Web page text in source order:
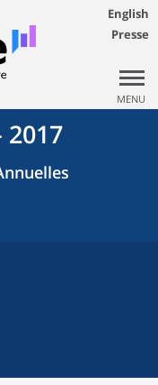
English
Presse
MENU